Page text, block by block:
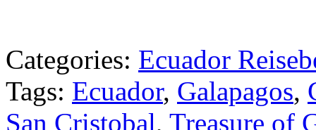
Categories: Ecuador
Tags: Ecuador, Galapagos,
San Cristobal, Treasure of